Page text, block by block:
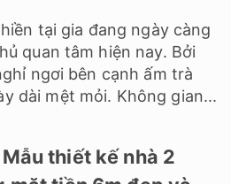
tại gia đang ngày càng
quan tâm hiện nay. Bởi
ngơi bên cạnh ấm trà
dài mệt mỏi. Không gian...
thiết kế nhà 2